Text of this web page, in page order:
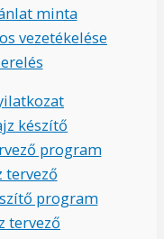
minta
vezetékelése
készítő
program
tervező
program
tervező